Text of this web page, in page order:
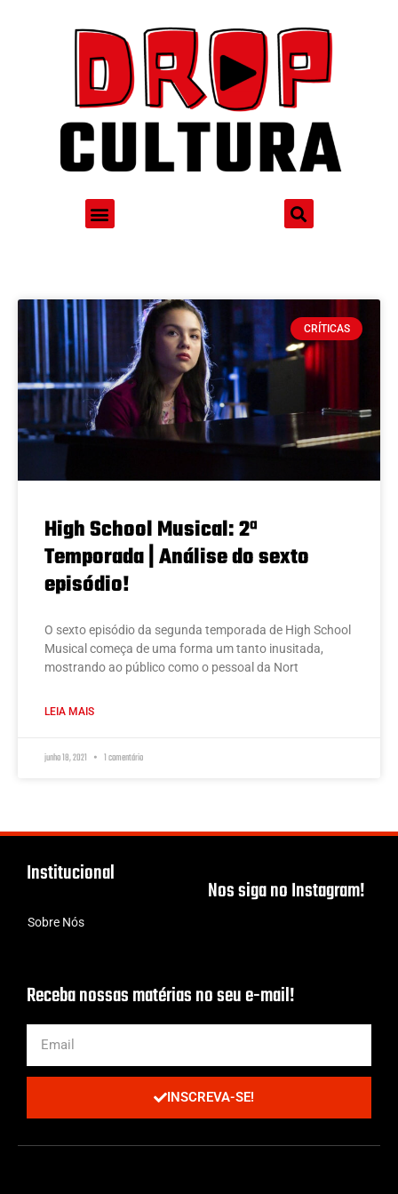
CRÍTICAS
High School Musical: 2ª
Temporada | Análise do sexto
episódio!
O sexto episódio da segunda temporada de High School
Musical começa de uma forma um tanto inusitada,
mostrando ao público como o pessoal da Nort
LEIA MAIS
junho 18, 2021 1 comentário
Institucional
Sobre Nós
Nos siga no Instagram!
Receba nossas matérias no seu e-mail!
INSCREVA-SE!